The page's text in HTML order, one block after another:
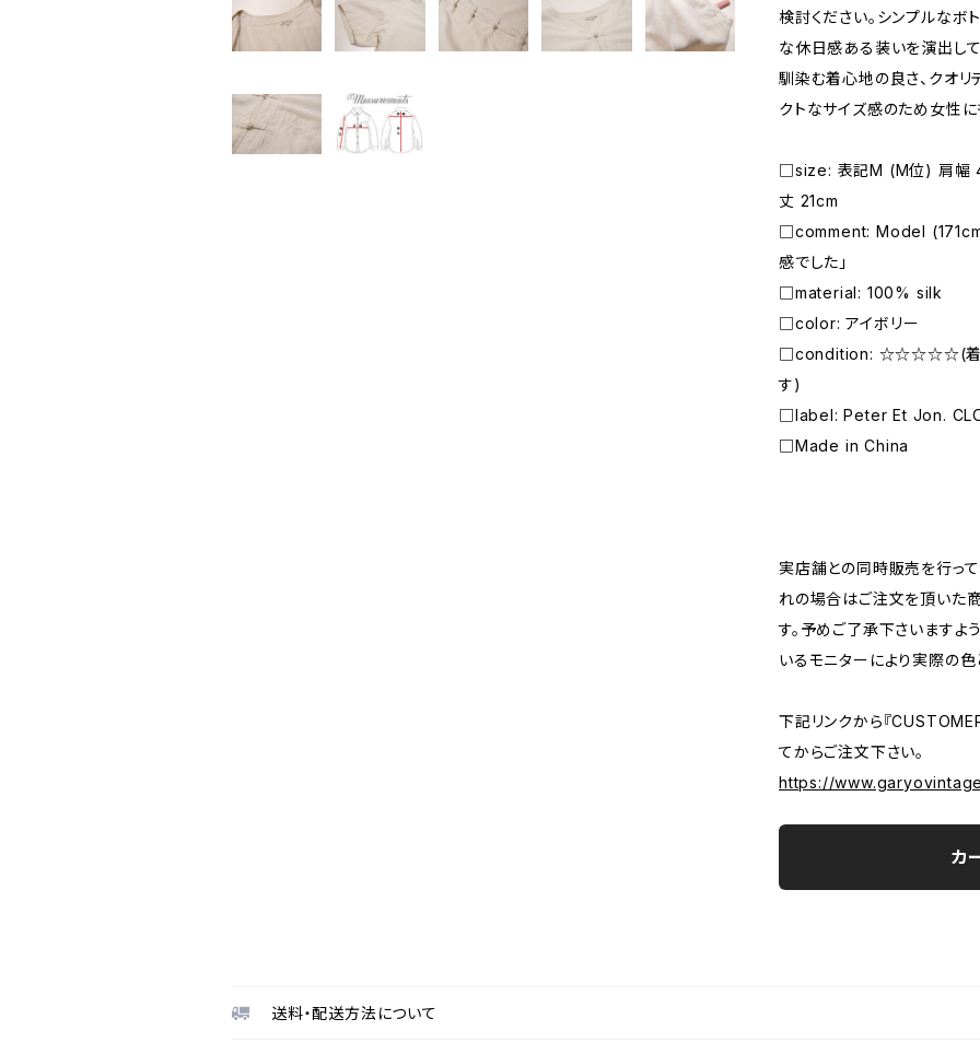
検討ください。シンプルなボ
な休日感ある装いを演出して
馴染む着心地の良さ、クオリ
クトなサイズ感のため女性に
□size: 表記M (M位) 肩幅
丈 21cm
□comment: Model
感でした」
□material: 100% silk
□color: アイボリー
□condition: ☆☆☆☆☆(着用
す)
□label: Peter Et Jon.
□Made in China
実店舗との同時販売を行っ
れの場合はご注文を頂いた
す。予めご了承下さいますよ
いるモニターにより実際の
下記リンクから『
てからご注文下さい。
https://
カ
送料・配送方法について